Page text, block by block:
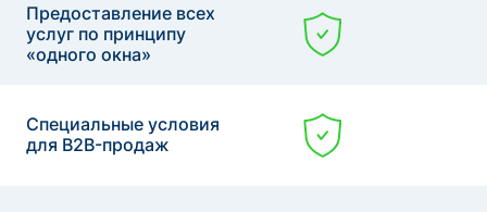
Предоставление всех
услуг по принципу
«одного окна»
Специальные условия
для B2B-продаж